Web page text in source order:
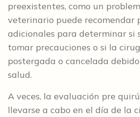
preexistentes, como un
veterinario puede recomendar
adicionales para determinar si
tomar precauciones o si la
postergada o cancelada
salud.
A veces, la evaluación pre
llevarse a cabo en el día de la